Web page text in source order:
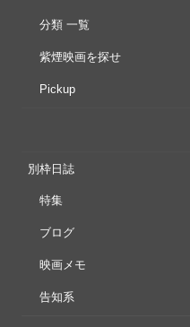
分類 一覧
紫煙映画を探せ
Pickup
別枠日誌
特集
ブログ
映画メモ
告知系